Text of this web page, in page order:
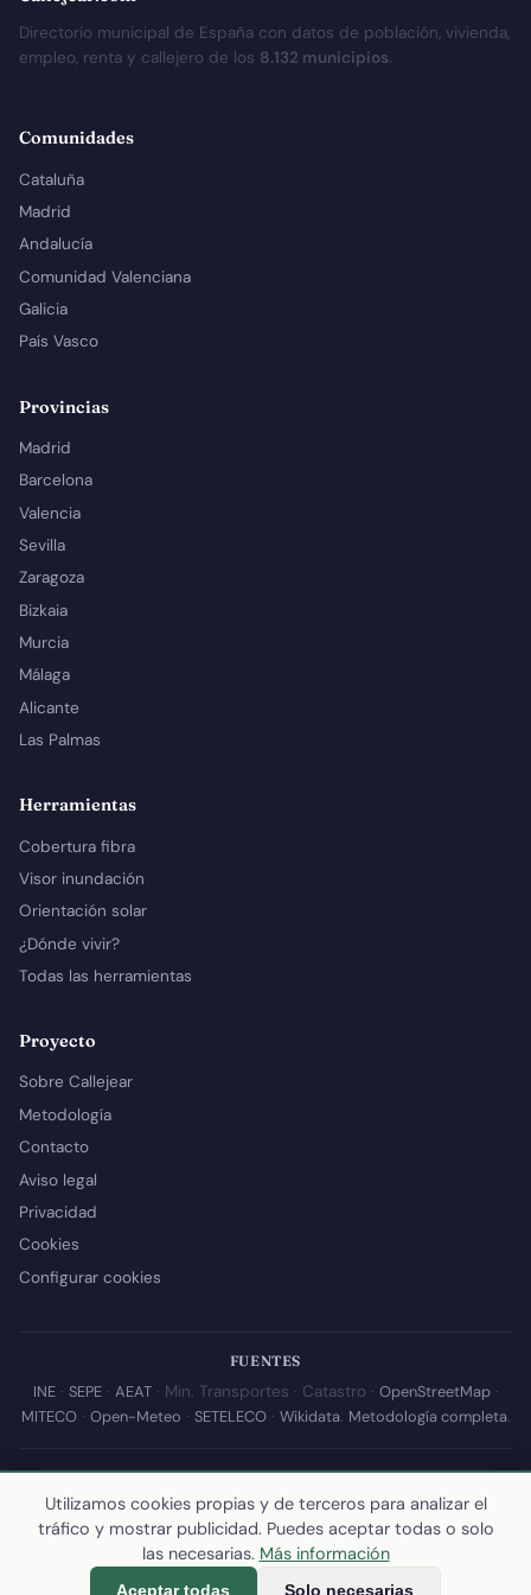
Directorio municipal de España con datos de población, vivienda,
empleo, renta y callejero de los 8.132 municipios.
Comunidades
Cataluña
Madrid
Andalucía
Comunidad Valenciana
Galicia
País Vasco
Provincias
Madrid
Barcelona
Valencia
Sevilla
Zaragoza
Bizkaia
Murcia
Málaga
Alicante
Las Palmas
Herramientas
Cobertura fibra
Visor inundación
Orientación solar
¿Dónde vivir?
Todas las herramientas
Proyecto
Sobre Callejear
Metodología
Contacto
Aviso legal
Privacidad
Cookies
Configurar cookies
FUENTES
INE· SEPE· AEAT· Min. Transportes · Catastro · OpenStreetMap·
MITECO· Open-Meteo · SETELECO· Wikidata. Metodología completa.
© 2026 Callejear.com — Directorio municipal de España con datos
abiertos. Desarrollado y mantenido porYoel Castaño.
Última actualización de esta página:10 de julio de 2026
calculamos los datos
Utilizamos cookies propias y de terceros para analizar el
tráfico y mostrar publicidad. Puedes aceptar todas o solo
las necesarias. Más información
Aceptar todas Solo necesarias